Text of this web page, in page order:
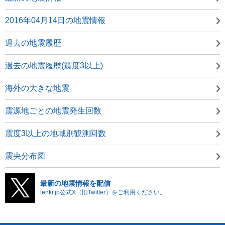
2016年04月14日の地震情報
過去の地震履歴
過去の地震履歴(震度3以上)
海外の大きな地震
震源地ごとの地震発生回数
震度3以上の地域別観測回数
震央分布図
最新の地震情報を配信
tenki.jp公式X（旧Twitter）をご利用ください。